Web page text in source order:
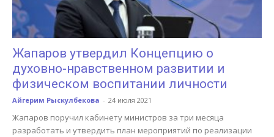
Жапаров утвердил Концепцию о
духовно-нравственном развитии и
физическом воспитании личности
Айгерим Рыскулбекова - 24 июля 2021
Жапаров поручил кабинету министров за три месяца
разработать и утвердить план мероприятий по реализации